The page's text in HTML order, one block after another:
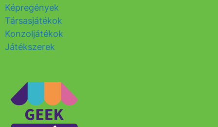
Képregények
Társasjátékok
Konzoljátékok
Játékszerek